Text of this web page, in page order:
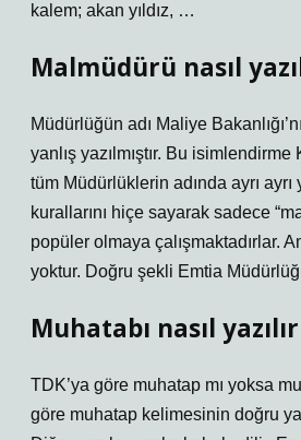
kalem; akan yıldız, …
Malmüdürü nasıl
Müdürlüğün adı Maliye
yanlış yazılmıştır. Bu isimlendirme
tüm Müdürlüklerin adında ayrı ayrı
kurallarını hiçe sayarak sadece
popüler olmaya çalışmaktadırlar.
yoktur. Doğru şekli Emtia
Muhatabı nasıl
TDK’ya göre muhatap mı yoksa
göre muhatap kelimesinin doğru